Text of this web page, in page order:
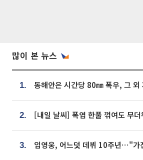
많이 본 뉴스
1.
2.
3.